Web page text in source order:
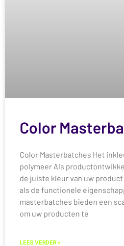
Color
Color Masterbatches Het
polymeer Als
de juiste kleur van uw
als de functionele
masterbatches bieden een
om uw producten te
LEES VERDER »